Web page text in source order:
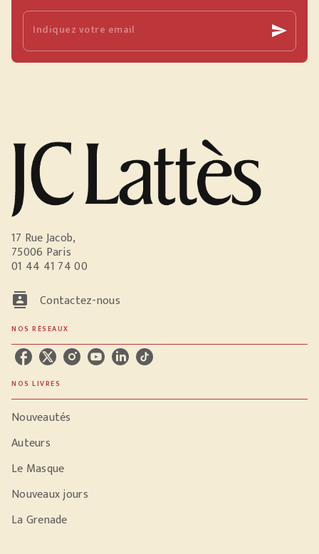
Indiquez votre email send
17 Rue Jacob,
75006 Paris
01 44 41 74 00
contacts Contactez-nous
NOS RÉSEAUX
NOS LIVRES
Nouveautés
Auteurs
Le Masque
Nouveaux jours
La Grenade